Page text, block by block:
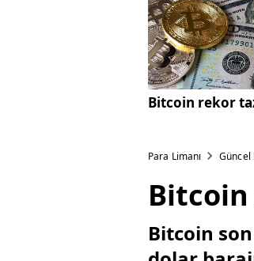
Bitcoin rekor
Para Limanı
Bitcoin